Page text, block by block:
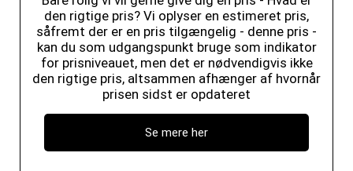
den rigtige pris? Vi oplyser en estimeret pris,
såfremt der er en pris tilgængelig - denne pris -
kan du som udgangspunkt bruge som indikator
for prisniveauet, men det er nødvendigvis ikke
den rigtige pris, altsammen afhænger af hvornår
prisen sidst er opdateret
Se mere her